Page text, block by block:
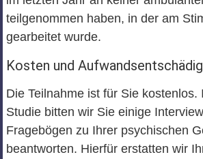
teilgenommen haben, in der am
gearbeitet wurde.
Kosten und
Die Teilnahme ist für Sie kostenlos.
Studie bitten wir Sie einige
Fragebögen zu Ihrer psychischen
beantworten. Hierfür erstatten wir